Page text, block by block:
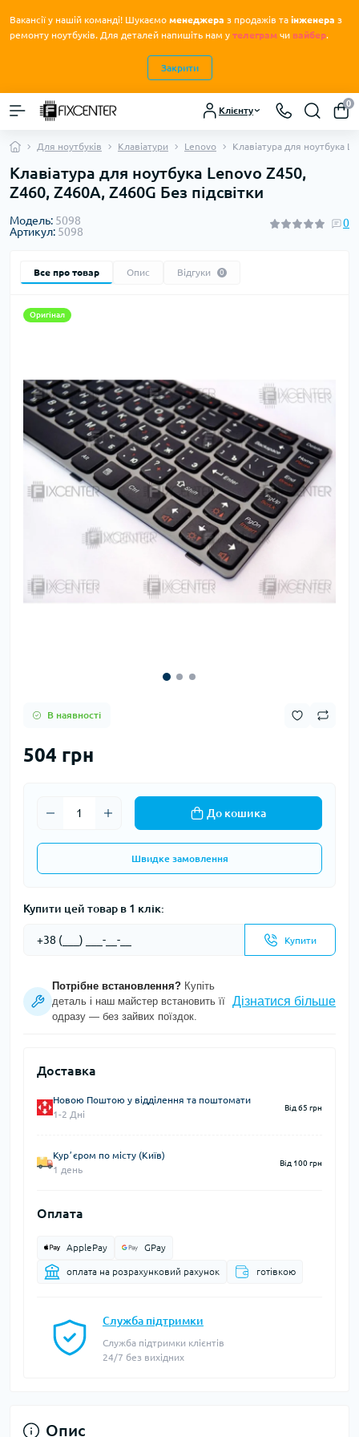
Вакансії у нашій команді! Шукаємо менеджера з продажів та інженера з
ремонту ноутбуків. Для деталей напишіть нам у телеграм чи вайбер.
Закрити
Клієнту
0
Для ноутбуків Клавіатури Lenovo Клавіатура для ноутбука
Клавіатура для ноутбука Lenovo Z450,
Z460, Z460A, Z460G Без підсвітки
Модель: 5098
Артикул: 5098
0
Все про товар Опис Відгуки 0
Оригінал
В наявності
504 грн
До кошика
Швидке замовлення
Купити цей товар в 1 клік:
Купити
Потрібне встановлення? Купіть
деталь і наш майстер встановить її
одразу — без зайвих поїздок.
Дізнатися більше
Доставка
Новою Поштою у відділення та поштомати
1-2 Дні
Від 65 грн
Курʼєром по місту (Київ)
1 день
Від 100 грн
Оплата
ApplePay GPay
оплата на розрахунковий рахунок готівкою
Служба підтримки
Служба підтримки клієнтів
24/7 без вихідних
Опис